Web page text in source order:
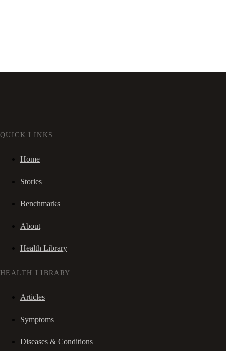
QUICK LINKS
Home
Stories
Benchmarks
About
Health Library
HEALTH LIBRARY
Articles
Symptoms
Diseases & Conditions